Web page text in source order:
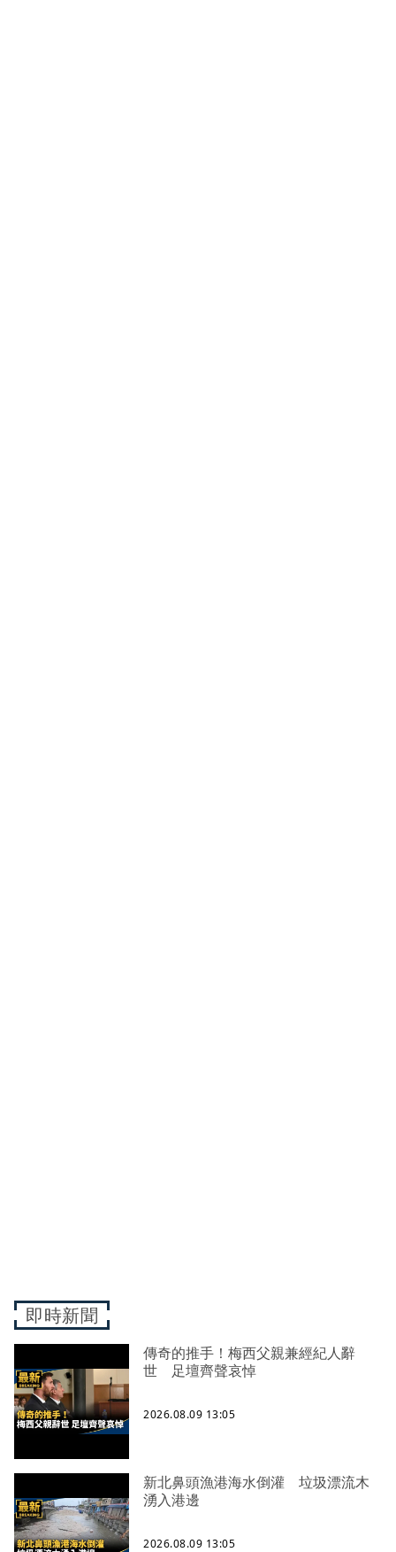
即時新聞
傳奇的推手！梅西父親兼經紀人辭
世 足壇齊聲哀悼
2026.08.09 13:05
新北鼻頭漁港海水倒灌 垃圾漂流木
湧入港邊
2026.08.09 13:05